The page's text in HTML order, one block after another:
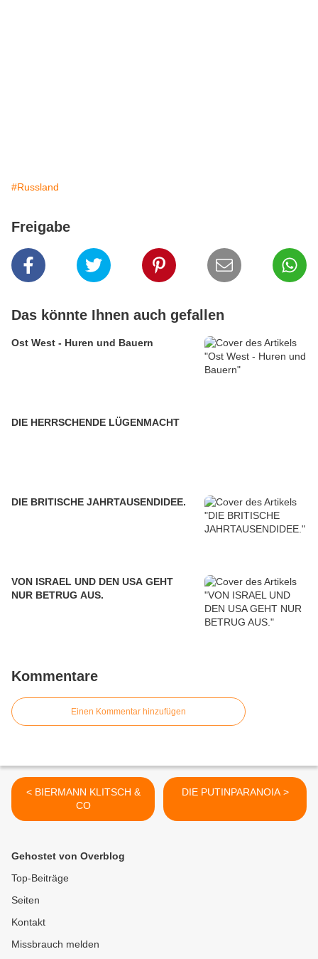
#Russland
Freigabe
Das könnte Ihnen auch gefallen
Ost West - Huren und Bauern
DIE HERRSCHENDE LÜGENMACHT
DIE BRITISCHE JAHRTAUSENDIDEE.
VON ISRAEL UND DEN USA GEHT
NUR BETRUG AUS.
Kommentare
Einen Kommentar hinzufügen
< BIERMANN KLITSCH &
CO
DIE PUTINPARANOIA >
Gehostet von Overblog
Top-Beiträge
Seiten
Kontakt
Missbrauch melden